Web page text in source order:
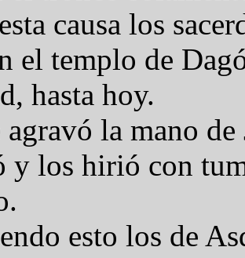
causa los
el templo de
hasta hoy.
agravó la mano
y los hirió con
esto los de